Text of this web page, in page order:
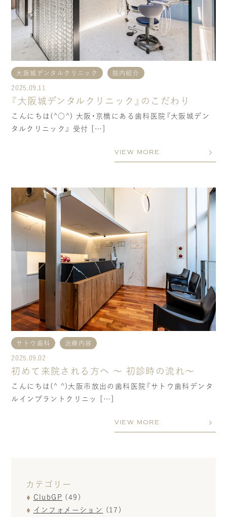
大阪城デンタルクリニック 院内紹介
2025.09.11
『大阪城デンタルクリニック』のこだわり
こんにちは(^○^) 大阪・京橋にある歯科医院『大阪城デン
タルクリニック』 受付 […]
VIEW MORE
サトウ歯科 治療内容
2025.09.02
初めて来院される方へ 〜 初診時の流れ〜
こんにちは(^ ^)大阪市放出の歯科医院『サトウ歯科デンタ
ルインプラントクリニッ […]
VIEW MORE
カテゴリー
ClubGP (49)
インフォメーション
(17)